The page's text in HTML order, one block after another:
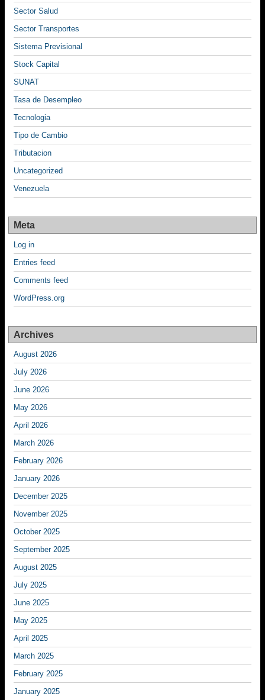
Sector Salud
Sector Transportes
Sistema Previsional
Stock Capital
SUNAT
Tasa de Desempleo
Tecnologia
Tipo de Cambio
Tributacion
Uncategorized
Venezuela
Meta
Log in
Entries feed
Comments feed
WordPress.org
Archives
August 2026
July 2026
June 2026
May 2026
April 2026
March 2026
February 2026
January 2026
December 2025
November 2025
October 2025
September 2025
August 2025
July 2025
June 2025
May 2025
April 2025
March 2025
February 2025
January 2025